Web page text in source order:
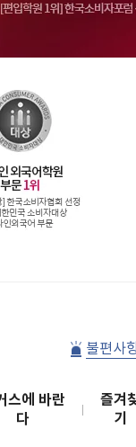
불편사
스에 바란
다
즐겨
기